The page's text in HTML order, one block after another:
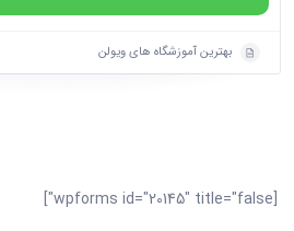
بهترین آموزشگاه های ویولن
[wpforms id="20145" title="false"]